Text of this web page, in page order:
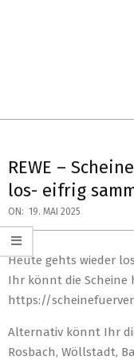
TG
Menu
REWE –
los- eifrig
ON: 19. MAI 2025
Heute gehts wieder los
Ihr könnt die Scheine
https://
Alternativ könnt Ihr
Rosbach, Wöllstadt,